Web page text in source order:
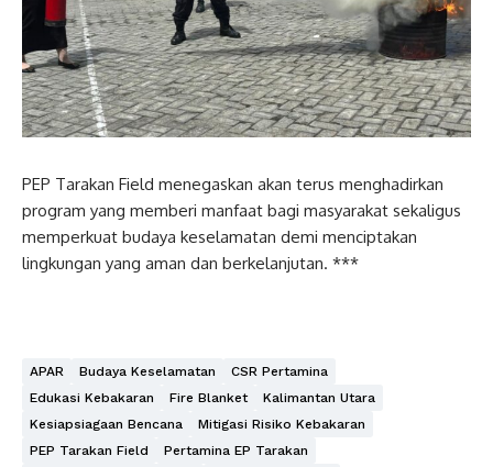
PEP Tarakan Field menegaskan akan terus menghadirkan
program yang memberi manfaat bagi masyarakat sekaligus
memperkuat budaya keselamatan demi menciptakan
lingkungan yang aman dan berkelanjutan. ***
APAR Budaya Keselamatan
CSR Pertamina
Edukasi Kebakaran
Fire Blanket
Kalimantan Utara
Kesiapsiagaan Bencana
Mitigasi Risiko Kebakaran
PEP Tarakan Field
Pertamina EP Tarakan